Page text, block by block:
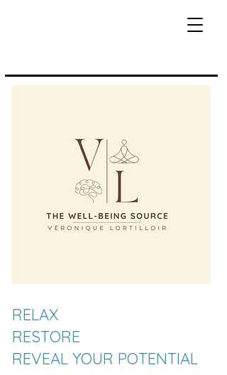
RELAX
RESTORE
REVEAL YOUR POTENTIAL